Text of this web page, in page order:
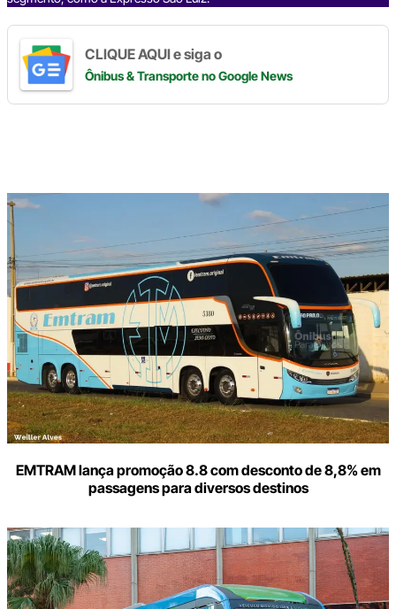
CLIQUE AQUI e siga o
Ônibus & Transporteno Google News
EMTRAM lança promoção 8.8 com desconto de 8,8% em
passagens para diversos destinos
Digite
aqui
o
seu
e-
mail